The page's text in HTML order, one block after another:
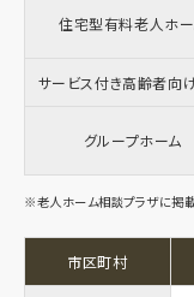
住宅型有料老人ホ
サービス付き高齢者向
グループホーム
※老人ホーム相談プラザに掲
市区町村